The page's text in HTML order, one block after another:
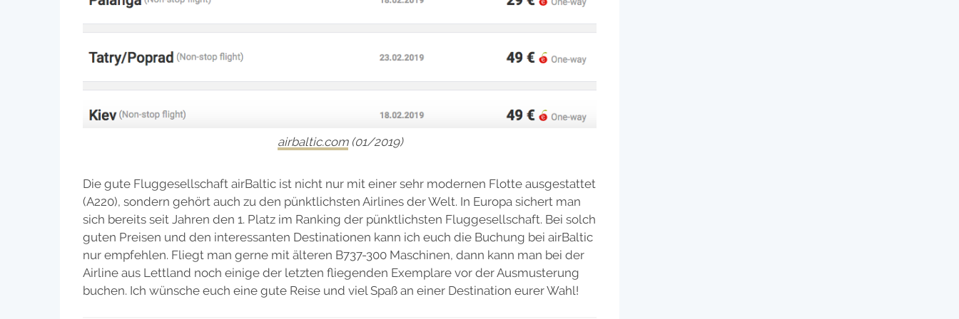
airbaltic.com(01/2019)
Die gute Fluggesellschaft airBaltic ist nicht nur mit einer sehr modernen Flotte ausgestattet
(A220), sondern gehört auch zu den pünktlichsten Airlines der Welt. In Europa sichert man
sich bereits seit Jahren den 1. Platz im Ranking der pünktlichsten Fluggesellschaft. Bei solch
guten Preisen und den interessanten Destinationen kann ich euch die Buchung bei airBaltic
nur empfehlen. Fliegt man gerne mit älteren B737-300 Maschinen, dann kann man bei der
Airline aus Lettland noch einige der letzten fliegenden Exemplare vor der Ausmusterung
buchen. Ich wünsche euch eine gute Reise und viel Spaß an einer Destination eurer Wahl!